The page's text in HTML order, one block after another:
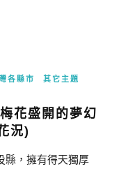
各縣市
其它主題
花盛開的夢幻
況)
縣，擁有得天獨厚